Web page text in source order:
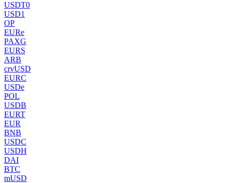
USDT0
USD1
OP
EURe
PAXG
EURS
ARB
crvUSD
EURC
USDe
POL
USDB
EURT
EUR
BNB
USDC
USDH
DAI
BTC
mUSD